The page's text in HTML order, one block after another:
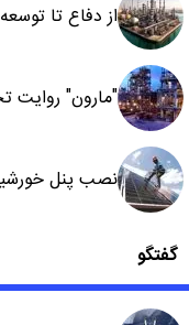
از دفاع تا
"مارون" روایت
نصب پنل
گفتگو